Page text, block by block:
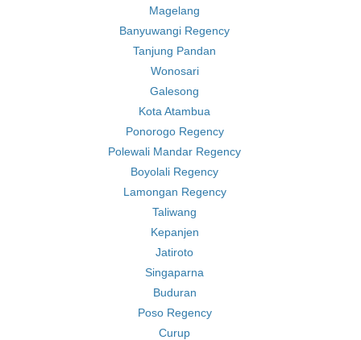
Magelang
Banyuwangi Regency
Tanjung Pandan
Wonosari
Galesong
Kota Atambua
Ponorogo Regency
Polewali Mandar Regency
Boyolali Regency
Lamongan Regency
Taliwang
Kepanjen
Jatiroto
Singaparna
Buduran
Poso Regency
Curup